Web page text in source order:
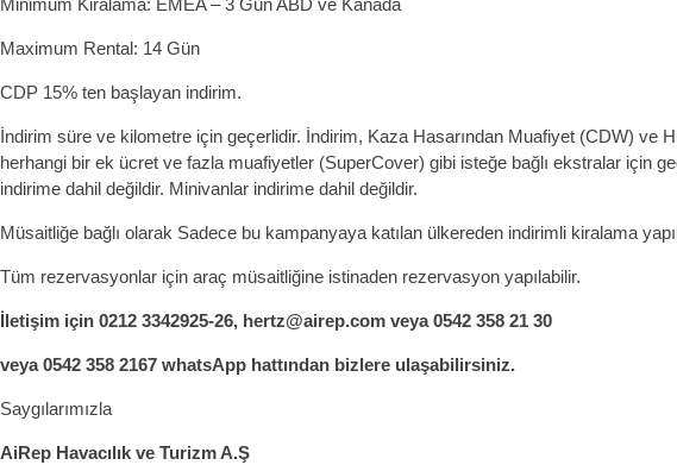
Maximum Rental: 14 Gün
CDP 15% ten başlayan indirim.
İndirim süre ve kilometre için geçerlidir. İndirim, Kaza Hasarından Muafiyet (CDW) ve
herhangi bir ek ücret ve fazla muafiyetler (SuperCover) gibi isteğe bağlı ekstralar için
indirime dahil değildir. Minivanlar indirime dahil değildir.
Müsaitliğe bağlı olarak Sadece bu kampanyaya katılan ülkereden indirimli kiralama
Tüm rezervasyonlar için araç müsaitliğine istinaden rezervasyon yapılabilir.
İletişim için 0212 3342925-26, hertz@airep.com veya 0542 358 21 30
veya 0542 358 2167 whatsApp hattından bizlere ulaşabilirsiniz.
Saygılarımızla
AiRep Havacılık ve Turizm A.Ş